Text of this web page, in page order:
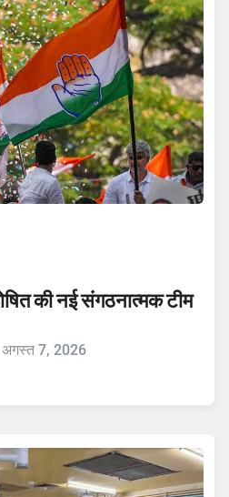
की नई संगठनात्मक टीम
अगस्त 7, 2026